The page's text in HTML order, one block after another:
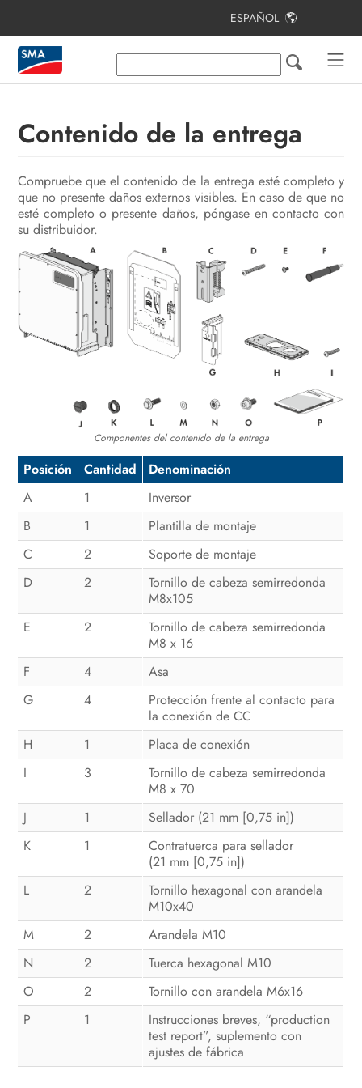
ESPAÑOL
Contenido de la entrega
Compruebe que el contenido de la entrega esté completo y
que no presente daños externos visibles. En caso de que no
esté completo o presente daños, póngase en contacto con
su distribuidor.
Componentes del contenido de la entrega
Posición Cantidad
Denominación
A
1
Inversor
B
1
Plantilla de montaje
C
2
Soporte de montaje
D
2
Tornillo de cabeza semirredonda
M8x105
E
2
Tornillo de cabeza semirredonda
M8 x 16
F
4
Asa
G
4
Protección frente al contacto para
la conexión de CC
H
1
Placa de conexión
I
3
Tornillo de cabeza semirredonda
M8 x 70
J
1
Sellador (21 mm [0,75 in])
K
1
Contratuerca para sellador
(21 mm [0,75 in])
L
2
Tornillo hexagonal con arandela
M10x40
M
2
Arandela M10
N
2
Tuerca hexagonal M10
O
2
Tornillo con arandela M6x16
P
1
Instrucciones breves, “production
test report”, suplemento con
ajustes de fábrica
Índice
Indicaciones sobre este documento
Contenido de la entrega
Materiales y herramientas
adicionales necesarios
Vista general del producto
Montaje y preparación de la
conexión
Conexión eléctrica
Puesta en marcha
Desconexión del inversor de la
tensión
Limpieza del producto
Localización de errores
Puesta fuera de servicio del inversor
Procedimiento al recibir un equipo
Datos técnicos
Información de cumplimiento
Contacto